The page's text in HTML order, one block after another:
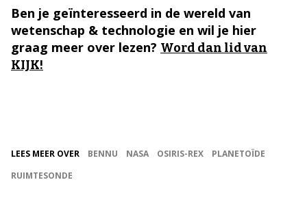
Ben je geïnteresseerd in de wereld van
wetenschap & technologie en wil je hier
graag meer over lezen? Word dan lid van
KIJK!
LEES MEER OVER BENNU NASA OSIRIS-REX
PLANETOÏDE
RUIMTESONDE